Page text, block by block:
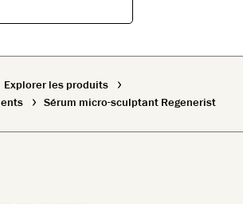
Explorer les produits
Sérum micro-sculptant Regenerist